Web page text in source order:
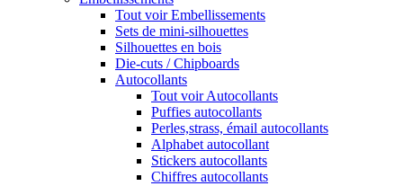
Tout voir Embellissements
Sets de mini-silhouettes
Silhouettes en bois
Die-cuts / Chipboards
Autocollants
Tout voir Autocollants
Puffies autocollants
Perles,strass, émail autocollants
Alphabet autocollant
Stickers autocollants
Chiffres autocollants